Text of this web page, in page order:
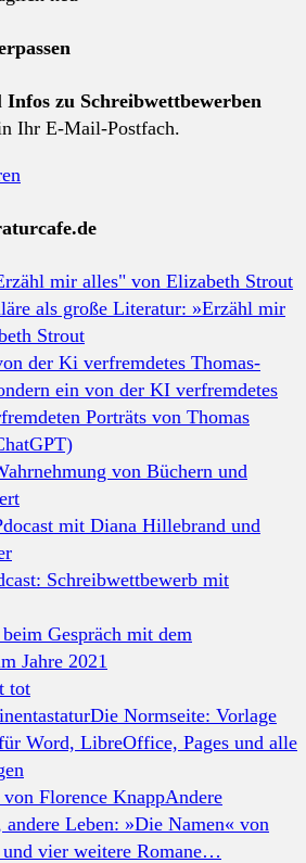
Infos zu Schreibwettbewerben
Ihr E-Mail-Postfach.
als große Literatur: »Erzähl mir
Strout
von Büchern und
Schreibwettbewerb mit
tot
Die Normseite: Vorlage
Word, LibreOffice, Pages und alle
Andere
andere Leben: »Die Namen« von
vier weitere Romane…